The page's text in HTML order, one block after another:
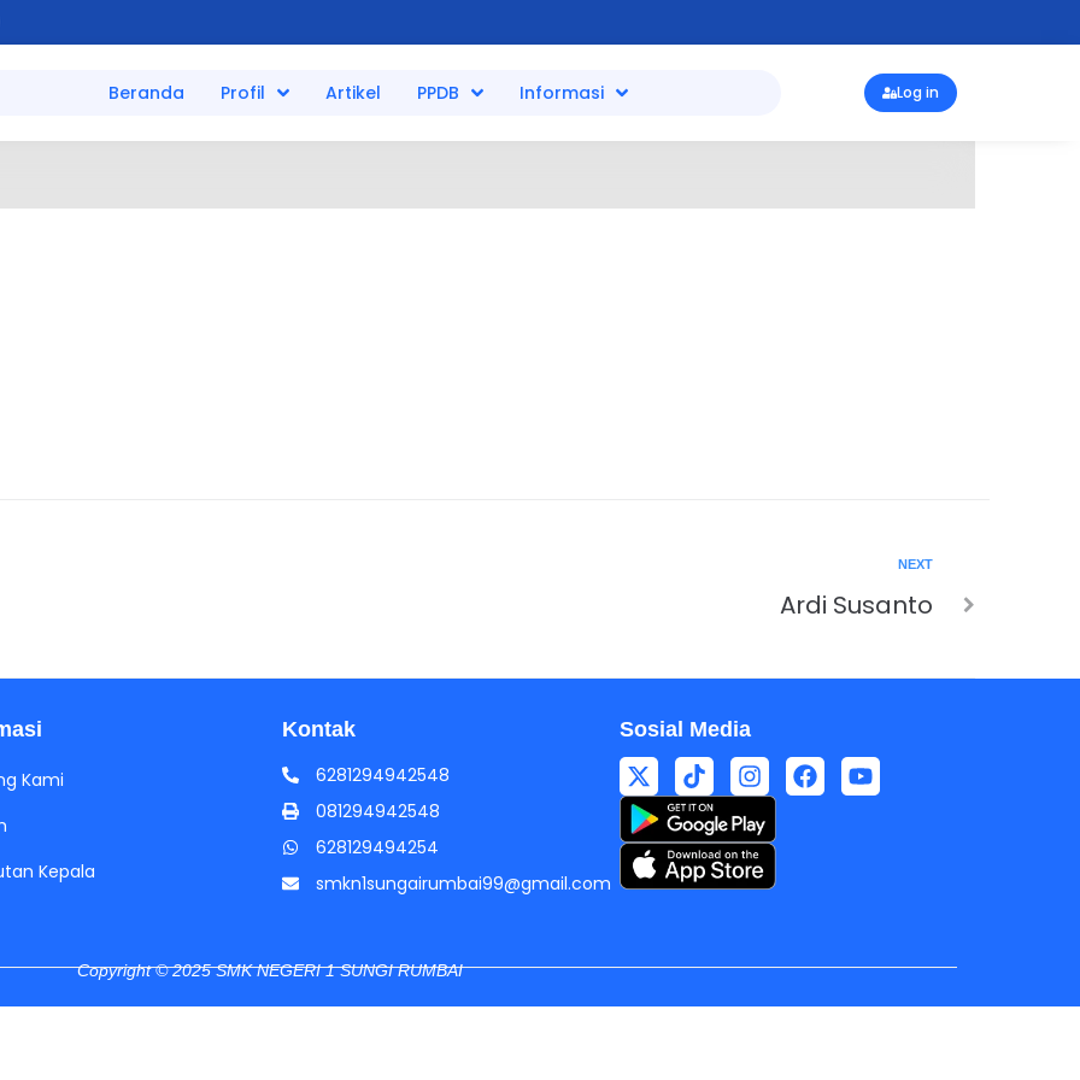
Beranda Profil Artikel PPDB Informasi Log in
NEXT
Ardi Susanto
Kami
Kepala
Kontak
6281294942548
081294942548
628129494254
smkn1sungairumbai99@gmail.com
Sosial Media
Copyright © 2025 SMK NEGERI 1 SUNGI RUMBAI